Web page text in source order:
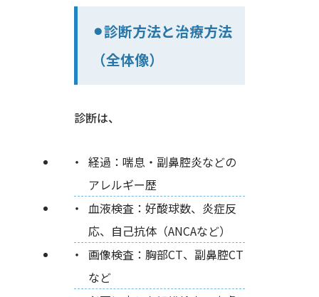
⚫︎診断方法と治療方法
（全体像）
診断は、
経過：喘息・副鼻腔炎などの
アレルギー歴
血液検査：好酸球数、炎症反
応、自己抗体（ANCAなど）
画像検査：胸部CT、副鼻腔CT
など